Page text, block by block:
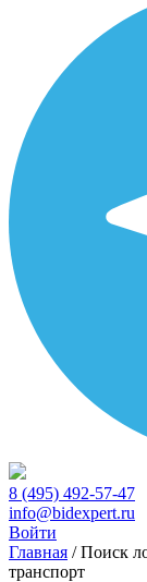
8 (495) 492-57-47
info@bidexpert.ru
Войти
Главная /Поиск
транспорт